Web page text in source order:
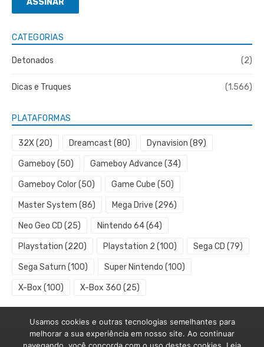
mailASSINAR
CATEGORIAS
Detonados (2)
Dicas e Truques (1.566)
PLATAFORMAS
32X(20) Dreamcast (80) Dynavision (89)
Gameboy(50) Gameboy Advance (34)
Gameboy Color(50) Game Cube (50)
Master System (86) Mega Drive (296)
Neo Geo CD (25) Nintendo 64(64)
Playstation (220) Playstation 2 (100) Sega CD (79)
Sega Saturn (100) Super Nintendo (100)
X-Box (100) X-Box 360 (25)
Usamos cookies e outras tecnologias semelhantes para
melhorar a sua experiência em nosso site. Ao continuar